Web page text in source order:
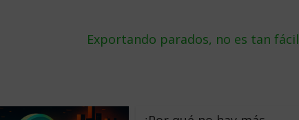
Exportando parados, no es tan fácil